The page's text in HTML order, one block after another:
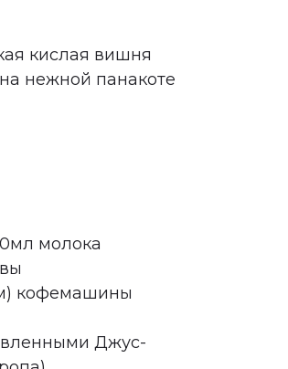
кислая вишня
нежной панакоте
молока
кофемашины
Джус-